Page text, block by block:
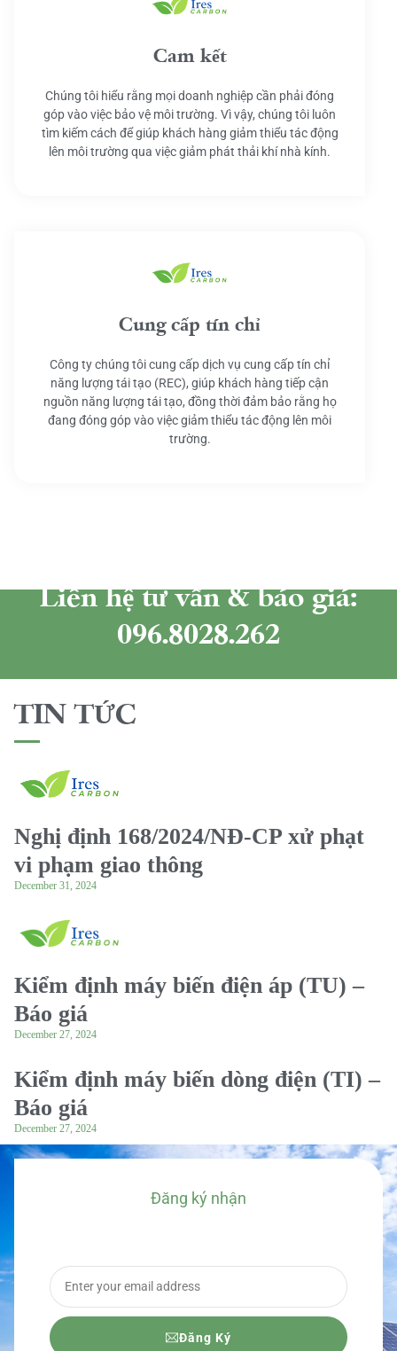
Cam kết
Chúng tôi hiểu rằng mọi doanh nghiệp cần phải đóng
góp vào việc bảo vệ môi trường. Vì vậy, chúng tôi luôn
tìm kiếm cách để giúp khách hàng giảm thiểu tác động
lên môi trường qua việc giảm phát thải khí nhà kính.
Cung cấp tín chỉ
Công ty chúng tôi cung cấp dịch vụ cung cấp tín chỉ
năng lượng tái tạo (REC), giúp khách hàng tiếp cận
nguồn năng lượng tái tạo, đồng thời đảm bảo rằng họ
đang đóng góp vào việc giảm thiểu tác động lên môi
trường.
Liên hệ tư vấn & báo giá:
096.8028.262
TIN TỨC
Nghị định 168/2024/NĐ-CP xử phạt
vi phạm giao thông
December 31, 2024
Kiểm định máy biến điện áp (TU) –
Báo giá
December 27, 2024
Kiểm định máy biến dòng điện (TI) –
Báo giá
December 27, 2024
Đăng ký nhận
Đăng Ký